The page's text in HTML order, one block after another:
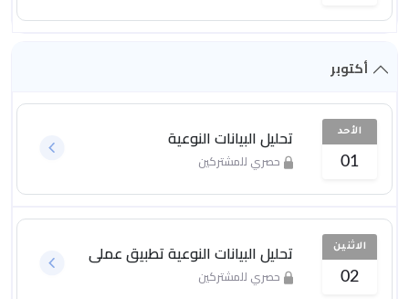
أكتوبر
الأحد
01
تحليل البيانات النوعية
حصري للمشتركين
الاثنين
02
تحليل البيانات النوعية تطبيق عملي
حصري للمشتركين